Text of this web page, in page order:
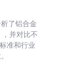
了铝合金
，并对比不
准和行业